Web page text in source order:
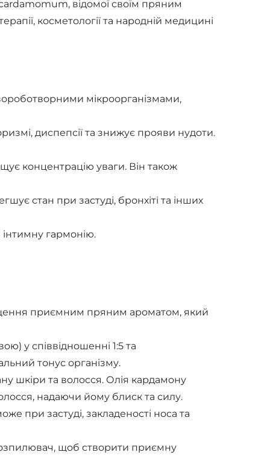
відомої своїм пряним
косметології та народній медицині
мікроорганізмами,
диспепсії та знижує прояви нудоти.
концентрацію уваги. Він також
стан при застуді, бронхіті та інших
інтимну гармонію.
приємним пряним ароматом, який
у співвідношенні 1:5 та
тонус організму.
шкіри та волосся. Олія кардамону
надаючи йому блиск та силу.
при застуді, закладеності носа та
щоб створити приємну